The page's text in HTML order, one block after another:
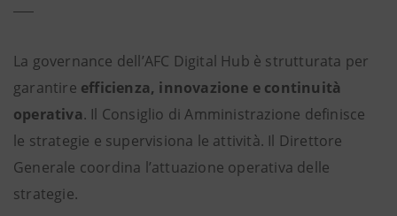
La governance dell’AFC Digital Hub è strutturata per
garantire efficienza, innovazione e continuità
operativa. Il Consiglio di Amministrazione definisce
le strategie e supervisiona le attività. Il Direttore
Generale coordina l’attuazione operativa delle
strategie.